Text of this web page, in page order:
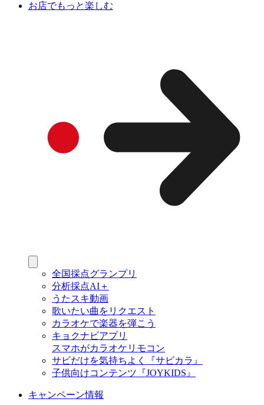
お店でもっと楽しむ
全国採点グランプリ
分析採点AI＋
うたスキ動画
歌いたい曲をリクエスト
カラオケで楽器を弾こう
キョクナビアプリ
スマホがカラオケリモコン
サビだけを気持ちよく『サビカラ』
子供向けコンテンツ『JOYKIDS』
キャンペーン情報